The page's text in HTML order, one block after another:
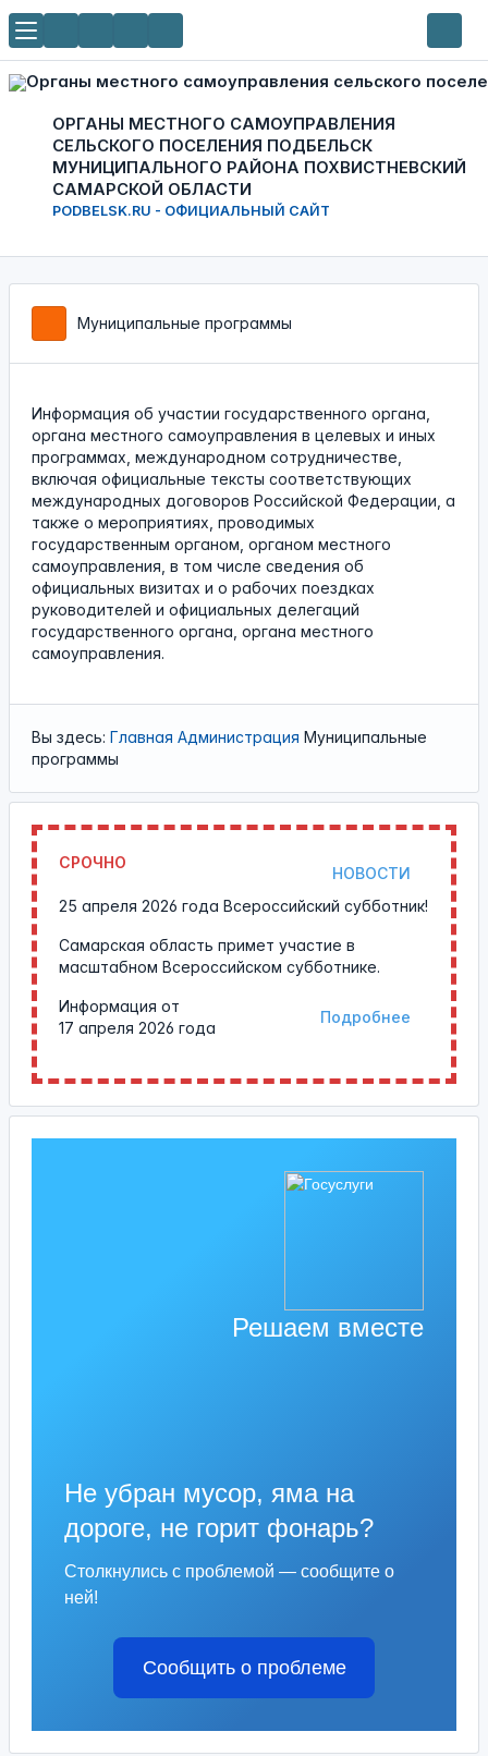
ОРГАНЫ МЕСТНОГО САМОУПРАВЛЕНИЯ
СЕЛЬСКОГО ПОСЕЛЕНИЯ ПОДБЕЛЬСК
МУНИЦИПАЛЬНОГО РАЙОНА ПОХВИСТНЕВСКИЙ
САМАРСКОЙ ОБЛАСТИ
PODBELSK.RU - ОФИЦИАЛЬНЫЙ САЙТ
Муниципальные программы
Информация об участии государственного органа,
органа местного самоуправления в целевых и иных
программах, международном сотрудничестве,
включая официальные тексты соответствующих
международных договоров Российской Федерации, а
также о мероприятиях, проводимых
государственным органом, органом местного
самоуправления, в том числе сведения об
официальных визитах и о рабочих поездках
руководителей и официальных делегаций
государственного органа, органа местного
самоуправления.
Вы здесь: Главная Администрация Муниципальные
программы
СРОЧНО
НОВОСТИ
25 апреля 2026 года Всероссийский субботник!
Самарская область примет участие в
масштабном Всероссийском субботнике.
Подробнее
Информация от
17 апреля 2026 года
Решаем вместе
Не убран мусор, яма на
дороге, не горит фонарь?
Столкнулись с проблемой — сообщите о
ней!
Сообщить о проблеме